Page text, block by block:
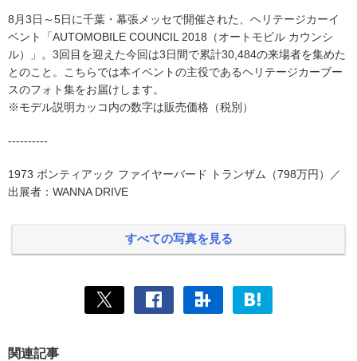
8月3日～5日に千葉・幕張メッセで開催された、ヘリテージカーイ
ベント「AUTOMOBILE COUNCIL 2018（オートモビル カウンシ
ル）」。3回目を迎えた今回は3日間で累計30,484の来場者を集めた
とのこと。こちらでは本イベントの主役であるヘリテージカーブー
スのフォト集をお届けします。
※モデル説明カッコ内の数字は販売価格（税別）
----------
1973 ポンティアック ファイヤーバード トランザム（798万円）／
出展者：WANNA DRIVE
すべての写真を見る
関連記事